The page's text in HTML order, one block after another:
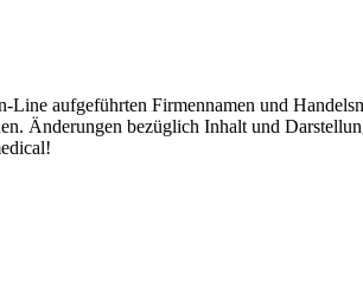
aufgeführten Firmennamen und
Änderungen bezüglich Inhalt und